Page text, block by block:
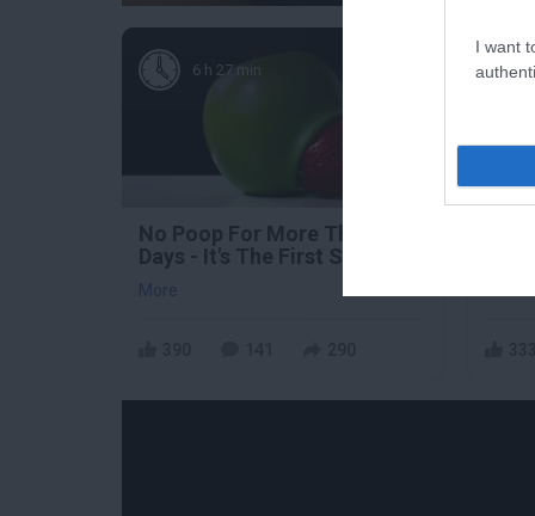
I want
6 h 27 min
No Poop For More Than 2
Days - It's The First Sign Of
More
All